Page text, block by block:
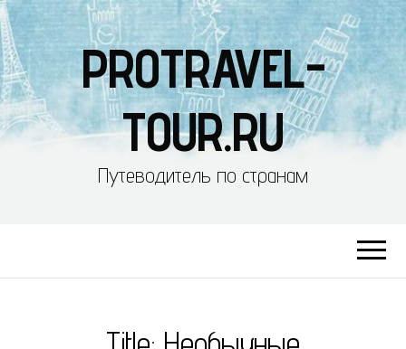
PROTRAVEL-
TOUR.RU
Путеводитель по странам